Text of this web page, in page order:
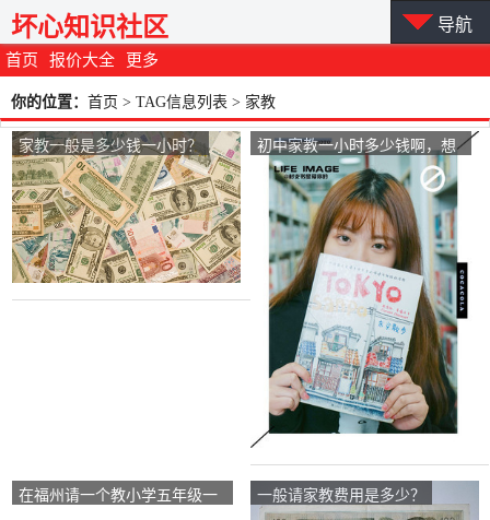
首页 报价大全 更多
坏心知识社区 导航
你的位置： 首页 > TAG信息列表 > 家教
家教一般是多少钱一小时？
初中家教一小时多少钱啊，想
给初中的儿子请个家教教数？
在福州请一个教小学五年级一
一般请家教费用是多少？